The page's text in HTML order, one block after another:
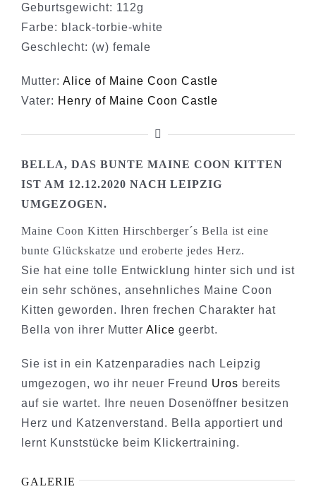
Geburtsgewicht: 112g
Farbe: black-torbie-white
Geschlecht: (w) female
Mutter: Alice of Maine Coon Castle
Vater: Henry of Maine Coon Castle
BELLA, DAS BUNTE MAINE COON KITTEN
IST AM 12.12.2020 NACH LEIPZIG
UMGEZOGEN.
Maine Coon Kitten Hirschberger´s Bella ist eine
bunte Glückskatze und eroberte jedes Herz.
Sie hat eine tolle Entwicklung hinter sich und ist
ein sehr schönes, ansehnliches Maine Coon
Kitten geworden. Ihren frechen Charakter hat
Bella von ihrer Mutter Alice geerbt.
Sie ist in ein Katzenparadies nach Leipzig
umgezogen, wo ihr neuer Freund Uros bereits
auf sie wartet. Ihre neuen Dosenöffner besitzen
Herz und Katzenverstand. Bella apportiert und
lernt Kunststücke beim Klickertraining.
GALERIE